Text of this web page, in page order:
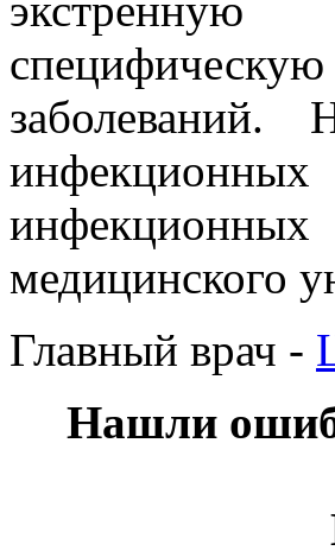
заболеваний.
инфекционных
медицинского
Главный врач -
Нашли